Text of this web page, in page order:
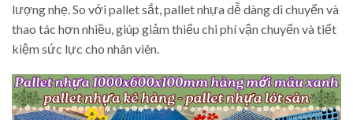
lượng nhẹ. So với pallet sắt, pallet nhựa dễ dàng di chuyển và
thao tác hơn nhiều, giúp giảm thiểu chi phí vận chuyển và tiết
kiệm sức lực cho nhân viên.